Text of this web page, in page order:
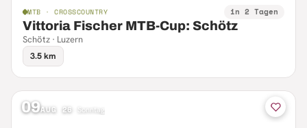
MTB · CROSSCOUNTRY in 2 Tagen
Vittoria Fischer MTB-Cup: Schötz
Schötz · Luzern
3.5 km
09AUG 26 Sonntag